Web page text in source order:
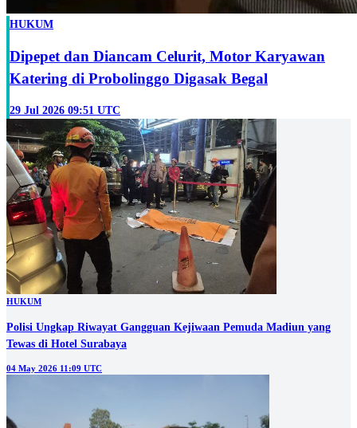
HUKUM
Dipepet dan Diancam Celurit, Motor Karyawan
Katering di Probolinggo Digasak Begal
29 Jul 2026 09:51 UTC
HUKUM
Polisi Ungkap Riwayat Gangguan Kejiwaan Pemuda Madiun yang
Tewas di Hotel Surabaya
04 May 2026 11:09 UTC